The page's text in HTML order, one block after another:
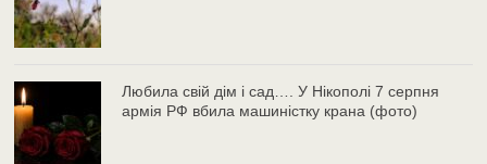
Любила свій дім і сад…. У Нікополі 7 серпня
армія РФ вбила машиністку крана (фото)